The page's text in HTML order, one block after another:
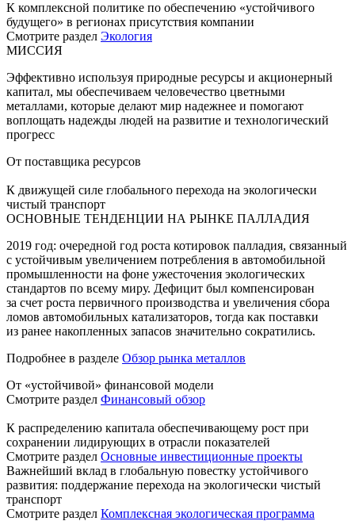
К комплексной политике по обеспечению «устойчивого
будущего» в регионах присутствия компании
Смотрите раздел Экология
МИССИЯ
Эффективно используя природные ресурсы и акционерный
капитал, мы обеспечиваем человечество цветными
металлами, которые делают мир надежнее и помогают
воплощать надежды людей на развитие и технологический
прогресс
От поставщика ресурсов
К движущей силе глобального перехода на экологически
чистый транспорт
ОСНОВНЫЕ ТЕНДЕНЦИИ НА РЫНКЕ ПАЛЛАДИЯ
2019 год: очередной год роста котировок палладия, связанный
с устойчивым увеличением потребления в автомобильной
промышленности на фоне ужесточения экологических
стандартов по всему миру. Дефицит был компенсирован
за счет роста первичного производства и увеличения сбора
ломов автомобильных катализаторов, тогда как поставки
из ранее накопленных запасов значительно сократились.
Подробнее в разделе Обзор рынка металлов
От «устойчивой» финансовой модели
Смотрите раздел Финансовый обзор
К распределению капитала обеспечивающему рост при
сохранении лидирующих в отрасли показателей
Смотрите раздел Основные инвестиционные проекты
Важнейший вклад в глобальную повестку устойчивого
развития: поддержание перехода на экологически чистый
транспорт
Смотрите раздел Комплексная экологическая программа